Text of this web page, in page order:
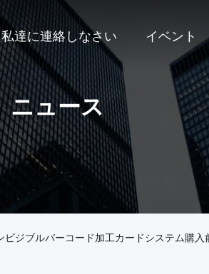
私達に連絡しなさい イベント
ニュース
ジブルバーコード加工カードシステム購入